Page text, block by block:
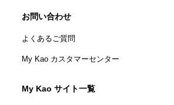
お問い合わせ
よくあるご質問
My Kao カスタマーセンター
My Kao サイト一覧